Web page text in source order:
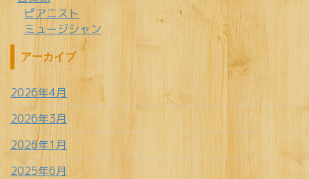
ピアニスト
ミュージシャン
アーカイブ
2026年4月
2026年3月
2026年1月
2025年6月